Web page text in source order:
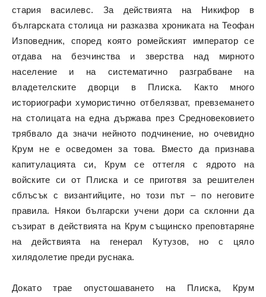
стария василевс. За действията на Никифор в
българската столица ни разказва хрониката на Теофан
Изповедник, според която ромейският император се
отдава на безчинства и зверства над мирното
население и на систематично разграбване на
владетелските дворци в Плиска. Както много
историографи хумористично отбелязват, превземането
на столицата на една държава през Средновековието
трябвало да значи нейното подчинение, но очевидно
Крум не е осведомен за това. Вместо да признава
капитулацията си, Крум се оттегля с ядрото на
войските си от Плиска и се приготвя за решителен
сблъсък с византийците, но този път – по неговите
правила. Някои български учени дори са склонни да
съзират в действията на Крум същинско преповтаряне
на действията на генерал Кутузов, но с цяло
хилядолетие преди руснака.
Докато трае опустошаването на Плиска, Крум